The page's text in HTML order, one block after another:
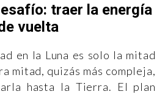
traer la energía
vuelta
en la Luna es solo la mitad
mitad, quizás más compleja,
hasta la Tierra. El plan